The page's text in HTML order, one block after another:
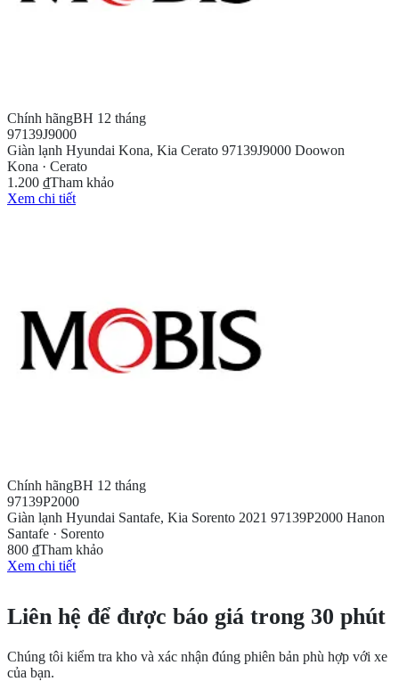
Chính hãngBH 12 tháng
97139J9000
Giàn lạnh Hyundai Kona, Kia Cerato 97139J9000 Doowon
Kona · Cerato
1.200 ₫Tham khảo
Xem chi tiết
Chính hãngBH 12 tháng
97139P2000
Giàn lạnh Hyundai Santafe, Kia Sorento 2021 97139P2000 Hanon
Santafe · Sorento
800 ₫Tham khảo
Xem chi tiết
Liên hệ để được báo giá trong 30 phút
Chúng tôi kiểm tra kho và xác nhận đúng phiên bản phù hợp với xe
của bạn.